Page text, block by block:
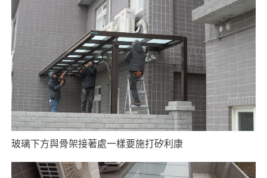
玻璃下方與骨架接著處一樣要施打矽利康